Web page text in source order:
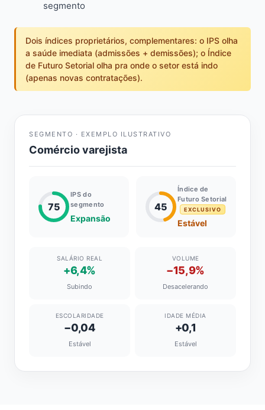
segmento
Dois índices proprietários, complementares: o IPS olha
a saúde imediata (admissões + demissões); o Índice
de Futuro Setorial olha pra onde o setor está indo
(apenas novas contratações).
SEGMENTO · EXEMPLO ILUSTRATIVO
Comércio varejista
75
IPS do
segmento
Expansão
45
Índice de
Futuro Setorial
EXCLUSIVO
Estável
SALÁRIO REAL
+6,4%
Subindo
VOLUME
−15,9%
Desacelerando
ESCOLARIDADE
−0,04
Estável
IDADE MÉDIA
+0,1
Estável